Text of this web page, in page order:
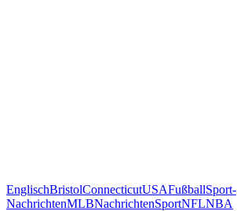
EnglischBristolConnecticutUSAFußballSport-
NachrichtenMLBNachrichtenSportNFLNBA